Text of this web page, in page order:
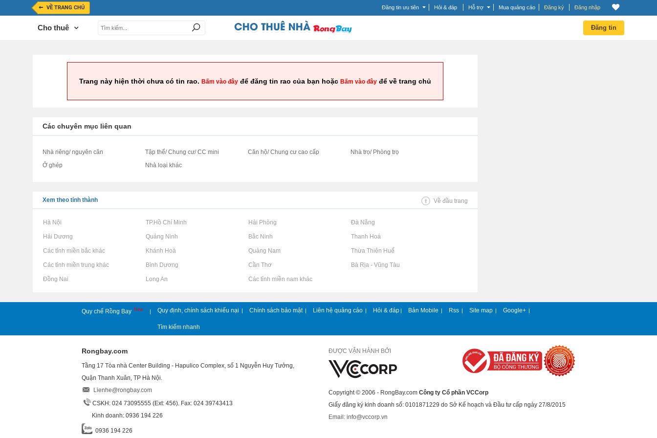
VỀ TRANG CHỦ Đăng tin ưu tiên Hỏi & đáp Hỗ trợ Mua quảng cáo Đăng ký Đăng nhập
Cho thuê Đăng tin
Trang này hiện thời chưa có tin rao. Bấm vào đây để đăng tin rao của bạn hoặc Bấm vào đây để về trang chủ
Các chuyên mục liên quan
Nhà riêng/ nguyên căn Tập thể/ Chung cư/ CC mini Căn hộ/ Chung cư cao cấp
Nhà trọ/ Phòng trọ
Ở ghép
Nhà loại khác
Xem theo tỉnh thành Về đầu trang
Rao vặt tại Hà Nội Rao vặt tại TP.Hồ Chí Minh Rao vặt tại Hải Phòng Rao vặt tại Đà Nẵng
Rao vặt tại Hải Dương Rao vặt tại Quảng Ninh Rao vặt tại Bắc Ninh Rao vặt tại Thanh Hoá
Rao vặt tại Các tỉnh miền bắc khác Rao vặt tại Khánh Hoà Rao vặt tại Quảng Nam Rao vặt tại Thừa Thiên Huế
Rao vặt tại Các tỉnh miền trung khác Rao vặt tại Bình Dương Rao vặt tại Cần Thơ Rao vặt tại Bà Rịa - Vũng Tàu
Rao vặt tại Đồng Nai Rao vặt tại Long An Rao vặt tại Các tỉnh miền nam khác
Quy chế Rồng Bay New | Quy định, chính sách khiếu nại | Chính sách bảo mật | Liên hệ quảng cáo | Hỏi & đáp | Bản Mobile | Rss | Site map | Google+ |
Tìm kiếm nhanh
Rongbay.com
Tầng 17 Tòa nhà Center Building - Hapulico Complex, số 1 Nguyễn Huy Tưởng,
Quận Thanh Xuân, TP Hà Nội.
Lienhe@rongbay.com
CSKH: 024 73095555 (Ext: 456). Fax: 024 39743413
Kinh doanh: 0936 194 226
0936 194 226
ĐƯỢC VẬN HÀNH BỞI
Copyright © 2006 - RongBay.com Công ty Cổ phần VCCorp
Giấy đăng ký kinh doanh số: 0101871229 do Sở Kế hoạch và Đầu tư cấp ngày 27/8/2015
Email: info@vccorp.vn